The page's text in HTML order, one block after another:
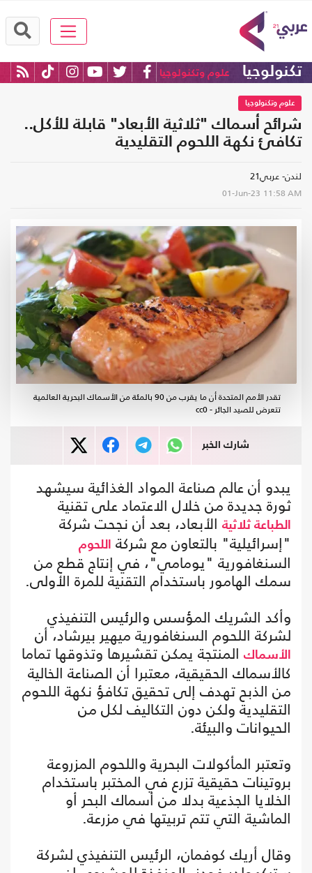
تكنولوجيا علوم وتكنولوجيا
علوم وتكنولوجيا
شرائح أسماك "ثلاثية الأبعاد" قابلة للأكل..
تكافئ نكهة اللحوم التقليدية
لندن- عربي21
01-Jun-23 11:58 AM
تقدر الأمم المتحدة أن ما يقرب من 90 بالمئة من الأسماك البحرية العالمية
تتعرض للصيد الجائر - cc0
شارك الخبر
يبدو أن عالم صناعة المواد الغذائية سيشهد
ثورة جديدة من خلال الاعتماد على تقنية
الطباعة ثلاثية الأبعاد، بعد أن نجحت شركة
"إسرائيلية" بالتعاون مع شركة
اللحوم
السنغافورية "يومامي"، في إنتاج قطع من
سمك الهامور باستخدام التقنية للمرة الأولى.
وأكد الشريك المؤسس والرئيس التنفيذي
لشركة اللحوم السنغافورية ميهير بيرشاد، أن
الأسماك المنتجة يمكن تقشيرها وتذوقها تماما
كالأسماك الحقيقية، معتبرا أن الصناعة الخالية
من الذبح تهدف إلى تحقيق تكافؤ نكهة اللحوم
التقليدية ولكن دون التكاليف لكل من
الحيوانات والبيئة.
وتعتبر المأكولات البحرية واللحوم المزروعة
بروتينات حقيقية تزرع في المختبر باستخدام
الخلايا الجذعية بدلا من أسماك البحر أو
الماشية التي تتم تربيتها في مزرعة.
وقال أريك كوفمان، الرئيس التنفيذي لشركة